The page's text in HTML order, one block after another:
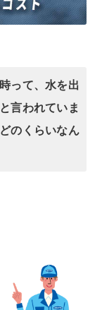
って、水を出
言われていま
のくらいなん